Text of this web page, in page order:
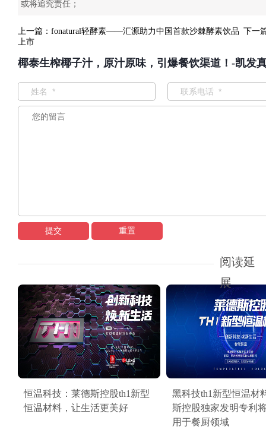
或将追究责任；
上一篇： fonatural轻酵素——汇源助力中国首款沙棘酵素饮品
上市
下一
椰泰生榨椰子汁，原汁原味，引爆餐饮渠道！-凯发
提交 重置
阅读延
展
恒温科技：莱德斯控股th1新型
恒温材料，让生活更美好
黑科技th1新型恒温材
斯控股独家发明专利
用于餐厨领域